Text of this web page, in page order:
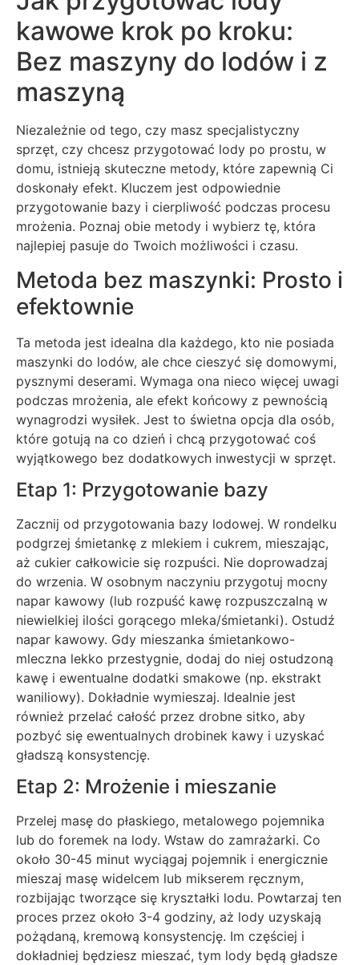
kawowe krok po kroku:
Bez maszyny do lodów i z
maszyną
Niezależnie od tego, czy masz specjalistyczny
sprzęt, czy chcesz przygotować lody po prostu, w
domu, istnieją skuteczne metody, które zapewnią Ci
doskonały efekt. Kluczem jest odpowiednie
przygotowanie bazy i cierpliwość podczas procesu
mrożenia. Poznaj obie metody i wybierz tę, która
najlepiej pasuje do Twoich możliwości i czasu.
Metoda bez maszynki: Prosto i
efektownie
Ta metoda jest idealna dla każdego, kto nie posiada
maszynki do lodów, ale chce cieszyć się domowymi,
pysznymi deserami. Wymaga ona nieco więcej uwagi
podczas mrożenia, ale efekt końcowy z pewnością
wynagrodzi wysiłek. Jest to świetna opcja dla osób,
które gotują na co dzień i chcą przygotować coś
wyjątkowego bez dodatkowych inwestycji w sprzęt.
Etap 1: Przygotowanie bazy
Zacznij od przygotowania bazy lodowej. W rondelku
podgrzej śmietankę z mlekiem i cukrem, mieszając,
aż cukier całkowicie się rozpuści. Nie doprowadzaj
do wrzenia. W osobnym naczyniu przygotuj mocny
napar kawowy (lub rozpuść kawę rozpuszczalną w
niewielkiej ilości gorącego mleka/śmietanki). Ostudź
napar kawowy. Gdy mieszanka śmietankowo-
mleczna lekko przestygnie, dodaj do niej ostudzoną
kawę i ewentualne dodatki smakowe (np. ekstrakt
waniliowy). Dokładnie wymieszaj. Idealnie jest
również przelać całość przez drobne sitko, aby
pozbyć się ewentualnych drobinek kawy i uzyskać
gładszą konsystencję.
Etap 2: Mrożenie i mieszanie
Przelej masę do płaskiego, metalowego pojemnika
lub do foremek na lody. Wstaw do zamrażarki. Co
około 30-45 minut wyciągaj pojemnik i energicznie
mieszaj masę widelcem lub mikserem ręcznym,
rozbijając tworzące się kryształki lodu. Powtarzaj ten
proces przez około 3-4 godziny, aż lody uzyskają
pożądaną, kremową konsystencję. Im częściej i
dokładniej będziesz mieszać, tym lody będą gładsze